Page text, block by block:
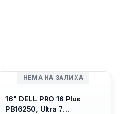
НЕМА НА ЗАЛИХА
16" DELL PRO 16 Plus
PB16250, Ultra 7